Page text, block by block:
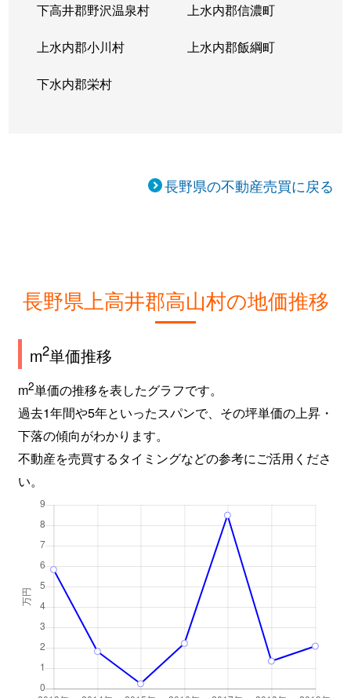
下高井郡野沢温泉村 上水内郡信濃町
上水内郡小川村 上水内郡飯綱町
下水内郡栄村
長野県の不動産売買に戻る
長野県上高井郡高山村の地価推移
m2単価推移
m2単価の推移を表したグラフです。
過去1年間や5年といったスパンで、その坪単価の上昇・
下落の傾向がわかります。
不動産を売買するタイミングなどの参考にご活用くださ
い。